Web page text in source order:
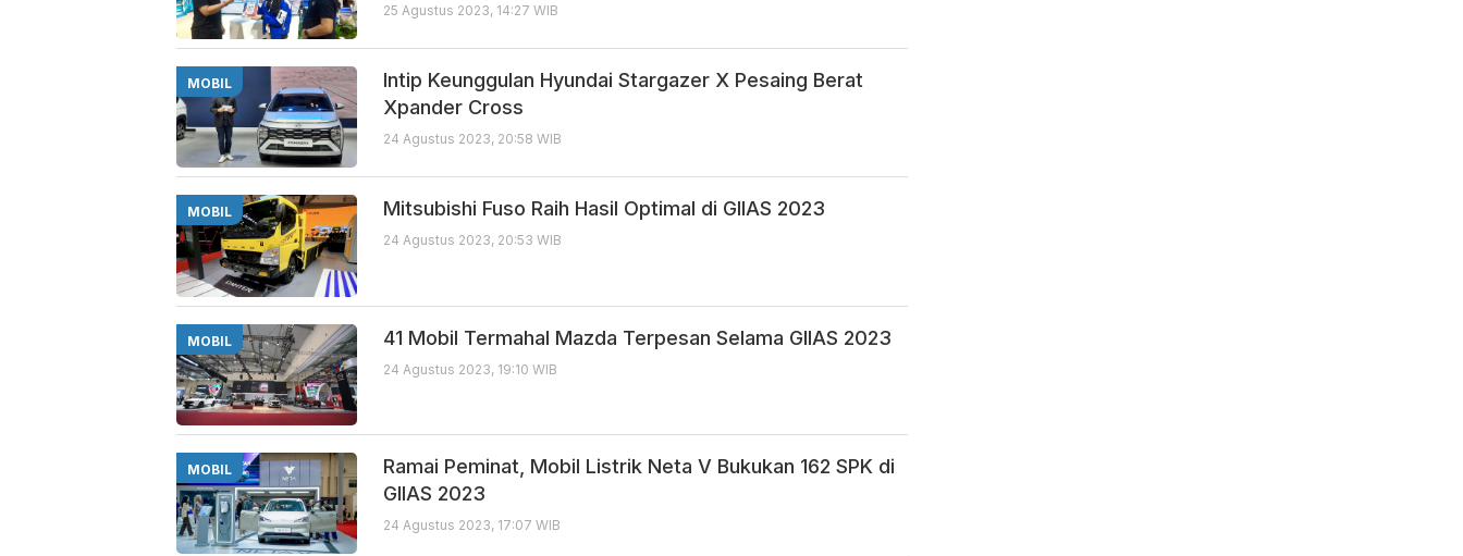
25 Agustus 2023, 14:27 WIB
MOBIL
Intip Keunggulan Hyundai Stargazer X Pesaing Berat
Xpander Cross
24 Agustus 2023, 20:58 WIB
MOBIL Mitsubishi Fuso Raih Hasil Optimal di GIIAS 2023
24 Agustus 2023, 20:53 WIB
MOBIL 41 Mobil Termahal Mazda Terpesan Selama GIIAS 2023
24 Agustus 2023, 19:10 WIB
MOBIL
Ramai Peminat, Mobil Listrik Neta V Bukukan 162 SPK di
GIIAS 2023
24 Agustus 2023, 17:07 WIB